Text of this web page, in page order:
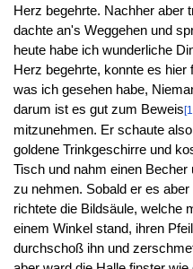
Herz begehrte. Nachher aber
dachte an's Weggehen und
heute habe ich wunderliche
Herz begehrte, konnte es
was ich gesehen habe,
darum ist es gut zum Beweis
mitzunehmen. Er schaute
goldene Trinkgeschirre und
Tisch und nahm einen
zu nehmen. Sobald er es
richtete die Bildsäule, welche
einem Winkel stand, ihren
durchschoß ihn und